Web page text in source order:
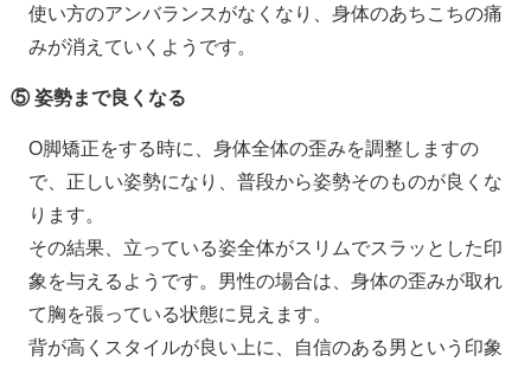
使い方のアンバランスがなくなり、身体のあちこちの痛
みが消えていくようです。
⑤ 姿勢まで良くなる
O脚矯正をする時に、身体全体の歪みを調整しますの
で、正しい姿勢になり、普段から姿勢そのものが良くな
ります。
その結果、立っている姿全体がスリムでスラッとした印
象を与えるようです。男性の場合は、身体の歪みが取れ
て胸を張っている状態に見えます。
背が高くスタイルが良い上に、自信のある男という印象